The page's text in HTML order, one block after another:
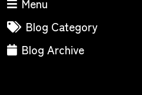
Menu
Blog Category
Blog Archive